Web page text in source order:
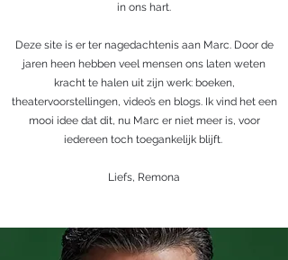
in ons hart.
Deze site is er ter nagedachtenis aan Marc. Door de
jaren heen hebben veel mensen ons laten weten
kracht te halen uit zijn werk: boeken,
theatervoorstellingen, video’s en blogs. Ik vind het een
mooi idee dat dit, nu Marc er niet meer is, voor
iedereen toch toegankelijk blijft.
Liefs, Remona